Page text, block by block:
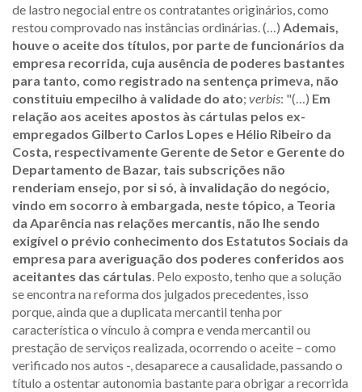
de lastro negocial entre os contratantes originários, como
restou comprovado nas instâncias ordinárias. (…) Ademais,
houve o aceite dos títulos, por parte de funcionários da
empresa recorrida, cuja ausência de poderes bastantes
para tanto, como registrado na sentença primeva, não
constituiu empecilho à validade do ato; verbis: "(…) Em
relação aos aceites apostos às cártulas pelos ex-
empregados Gilberto Carlos Lopes e Hélio Ribeiro da
Costa, respectivamente Gerente de Setor e Gerente do
Departamento de Bazar, tais subscrições não
renderiam ensejo, por si só, à invalidação do negócio,
vindo em socorro à embargada, neste tópico, a Teoria
da Aparência nas relações mercantis, não lhe sendo
exigível o prévio conhecimento dos Estatutos Sociais da
empresa para averiguação dos poderes conferidos aos
aceitantes das cártulas. Pelo exposto, tenho que a solução
se encontra na reforma dos julgados precedentes, isso
porque, ainda que a duplicata mercantil tenha por
característica o vínculo à compra e venda mercantil ou
prestação de serviços realizada, ocorrendo o aceite – como
verificado nos autos -, desaparece a causalidade, passando o
título a ostentar autonomia bastante para obrigar a recorrida